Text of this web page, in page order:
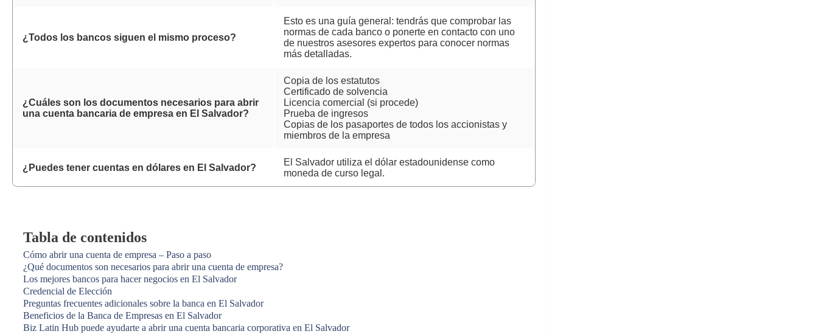
¿Todos los bancos siguen el mismo proceso?
Esto es una guía general: tendrás que comprobar las
normas de cada banco o ponerte en contacto con uno
de nuestros asesores expertos para conocer normas
más detalladas.
¿Cuáles son los documentos necesarios para abrir
una cuenta bancaria de empresa en El Salvador?
Copia de los estatutos
Certificado de solvencia
Licencia comercial (si procede)
Prueba de ingresos
Copias de los pasaportes de todos los accionistas y
miembros de la empresa
¿Puedes tener cuentas en dólares en El Salvador?
El Salvador utiliza el dólar estadounidense como
moneda de curso legal.
Tabla de contenidos
Cómo abrir una cuenta de empresa – Paso a paso
¿Qué documentos son necesarios para abrir una cuenta de empresa?
Los mejores bancos para hacer negocios en El Salvador
Credencial de Elección
Preguntas frecuentes adicionales sobre la banca en El Salvador
Beneficios de la Banca de Empresas en El Salvador
Biz Latin Hub puede ayudarte a abrir una cuenta bancaria corporativa en El Salvador